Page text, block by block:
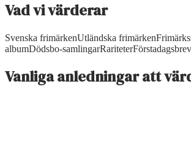
Vad vi värderar
Svenska frimärkenUtländska frimärken
albumDödsbo-samlingarRariteterFörstadagsbrev
Vanliga anledningar att